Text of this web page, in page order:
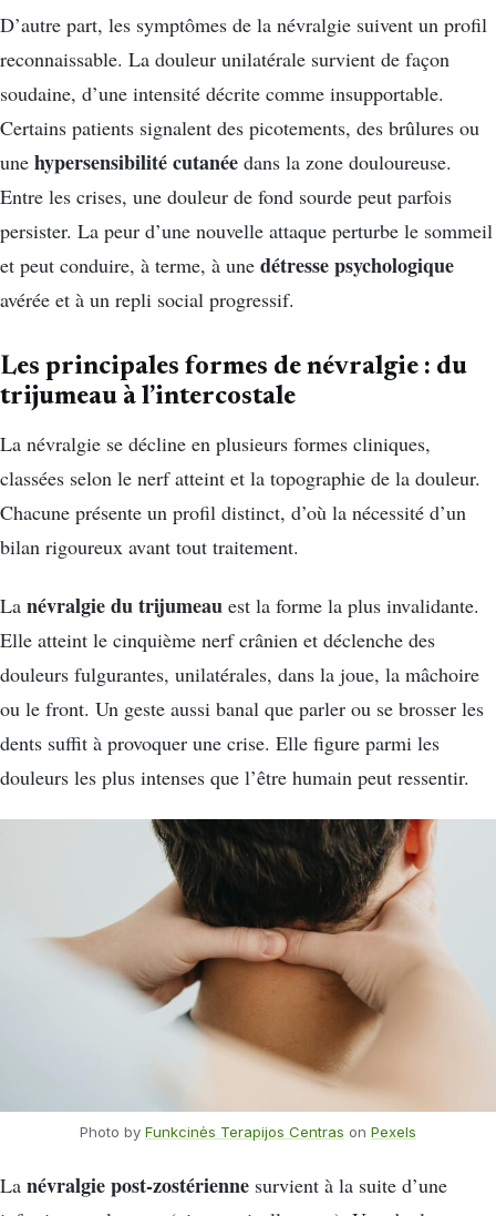
D’autre part, les symptômes de la névralgie suivent un profil
reconnaissable. La douleur unilatérale survient de façon
soudaine, d’une intensité décrite comme insupportable.
Certains patients signalent des picotements, des brûlures ou
une hypersensibilité cutanée dans la zone douloureuse.
Entre les crises, une douleur de fond sourde peut parfois
persister. La peur d’une nouvelle attaque perturbe le sommeil
et peut conduire, à terme, à une détresse psychologique
avérée et à un repli social progressif.
Les principales formes de névralgie : du
trijumeau à l’intercostale
La névralgie se décline en plusieurs formes cliniques,
classées selon le nerf atteint et la topographie de la douleur.
Chacune présente un profil distinct, d’où la nécessité d’un
bilan rigoureux avant tout traitement.
La névralgie du trijumeau est la forme la plus invalidante.
Elle atteint le cinquième nerf crânien et déclenche des
douleurs fulgurantes, unilatérales, dans la joue, la mâchoire
ou le front. Un geste aussi banal que parler ou se brosser les
dents suffit à provoquer une crise. Elle figure parmi les
douleurs les plus intenses que l’être humain peut ressentir.
Photo by Funkcinės Terapijos Centras on Pexels
La névralgie post-zostérienne survient à la suite d’une